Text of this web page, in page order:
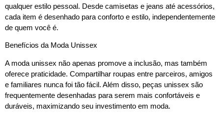
qualquer estilo pessoal. Desde camisetas e jeans até acessórios,
cada item é desenhado para conforto e estilo, independentemente
de quem você é.
Benefícios da Moda Unissex
A moda unissex não apenas promove a inclusão, mas também
oferece praticidade. Compartilhar roupas entre parceiros, amigos
e familiares nunca foi tão fácil. Além disso, peças unissex são
frequentemente desenhadas para serem mais confortáveis e
duráveis, maximizando seu investimento em moda.